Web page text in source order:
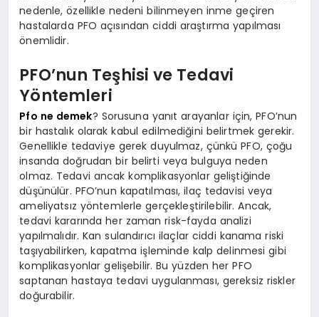
nedenle, özellikle nedeni bilinmeyen inme geçiren
hastalarda PFO açısından ciddi araştırma yapılması
önemlidir.
PFO’nun Teşhisi ve Tedavi
Yöntemleri
Pfo ne demek? Sorusuna yanıt arayanlar için, PFO’nun
bir hastalık olarak kabul edilmediğini belirtmek gerekir.
Genellikle tedaviye gerek duyulmaz, çünkü PFO, çoğu
insanda doğrudan bir belirti veya bulguya neden
olmaz. Tedavi ancak komplikasyonlar geliştiğinde
düşünülür. PFO’nun kapatılması, ilaç tedavisi veya
ameliyatsız yöntemlerle gerçekleştirilebilir. Ancak,
tedavi kararında her zaman risk-fayda analizi
yapılmalıdır. Kan sulandırıcı ilaçlar ciddi kanama riski
taşıyabilirken, kapatma işleminde kalp delinmesi gibi
komplikasyonlar gelişebilir. Bu yüzden her PFO
saptanan hastaya tedavi uygulanması, gereksiz riskler
doğurabilir.